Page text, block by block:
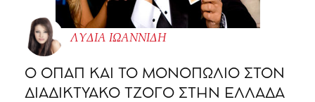
ΛΥΔΙΑ ΙΩΑΝΝΙΔΗ
O ΟΠΑΠ ΚΑΙ ΤΟ ΜΟΝΟΠΩΛΙΟ ΣΤΟΝ
ΔΙΑΔΙΚΤΥΑΚΟ ΤΖΟΓΟ ΣΤΗΝ ΕΛΛΑΔΑ